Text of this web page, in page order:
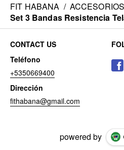
FIT HABANA /
Set 3 Bandas Resistencia
CONTACT US
Teléfono
+5350669400
Dirección
fithabana@gmail.com
powered by